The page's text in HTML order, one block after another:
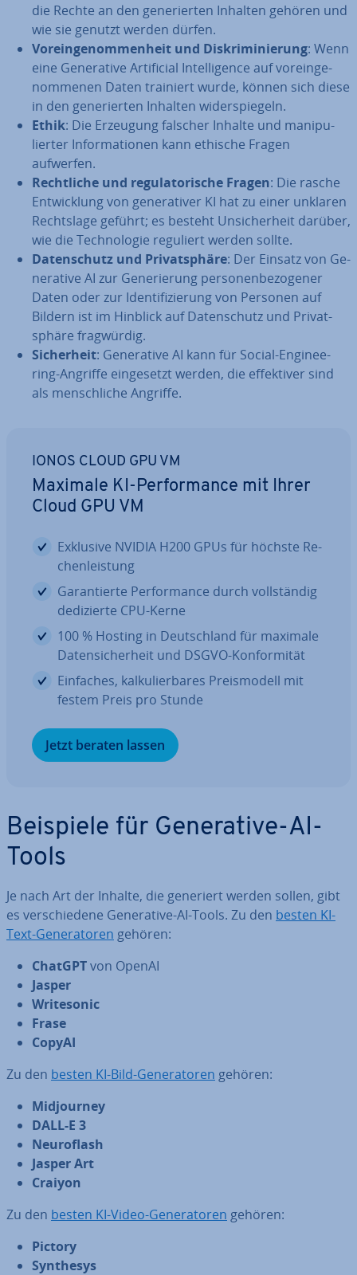
die Rechte an den ge­ne­rier­ten Inhalten gehören und
wie sie genutzt werden dürfen.
Vor­ein­ge­nom­men­heit und Dis­kri­mi­nie­rung: Wenn
eine Ge­ne­ra­ti­ve Ar­ti­fi­ci­al In­tel­li­gence auf vor­ein­ge­
nom­me­nen Daten trainiert wurde, können sich diese
in den ge­ne­rier­ten Inhalten wi­der­spie­geln.
Ethik: Die Erzeugung falscher Inhalte und ma­ni­pu­
lier­ter In­for­ma­tio­nen kann ethische Fragen
aufwerfen.
Recht­li­che und re­gu­la­to­ri­sche Fragen: Die rasche
Ent­wick­lung von ge­ne­ra­ti­ver KI hat zu einer unklaren
Rechts­la­ge geführt; es besteht Un­si­cher­heit darüber,
wie die Tech­no­lo­gie reguliert werden sollte.
Da­ten­schutz und Pri­vat­sphä­re: Der Einsatz von Ge­
ne­ra­ti­ve AI zur Ge­ne­rie­rung per­so­nen­be­zo­ge­ner
Daten oder zur Iden­ti­fi­zie­rung von Personen auf
Bildern ist im Hinblick auf Da­ten­schutz und Pri­vat­
sphä­re frag­wür­dig.
Si­cher­heit: Ge­ne­ra­ti­ve AI kann für Social-En­gi­nee­
ring-Angriffe ein­ge­setzt werden, die ef­fek­ti­ver sind
als mensch­li­che Angriffe.
IONOS CLOUD GPU VM
Maximale KI-Per­for­mance mit Ihrer
Cloud GPU VM
Exklusive NVIDIA H200 GPUs für höchste Re­
chen­leis­tung
Ga­ran­tier­te Per­for­mance durch voll­stän­dig
de­di­zier­te CPU-Kerne
100 % Hosting in Deutsch­land für maximale
Da­ten­si­cher­heit und DSGVO-Kon­for­mi­tät
Einfaches, kal­ku­lier­ba­res Preis­mo­dell mit
festem Preis pro Stunde
Jetzt beraten lassen
Beispiele für Ge­ne­ra­ti­ve-AI-
Tools
Je nach Art der Inhalte, die generiert werden sollen, gibt
es ver­schie­de­ne Ge­ne­ra­ti­ve-AI-Tools. Zu den besten KI-
Text-Ge­ne­ra­to­ren gehören:
ChatGPTvon OpenAI
Jasper
Wri­te­so­nic
Frase
CopyAI
Zu den besten KI-Bild-Ge­ne­ra­to­ren gehören:
Mid­jour­ney
DALL-E 3
Neu­ro­flash
Jasper Art
Craiyon
Zu den besten KI-Video-Ge­ne­ra­to­ren gehören:
Pictory
Synthesys